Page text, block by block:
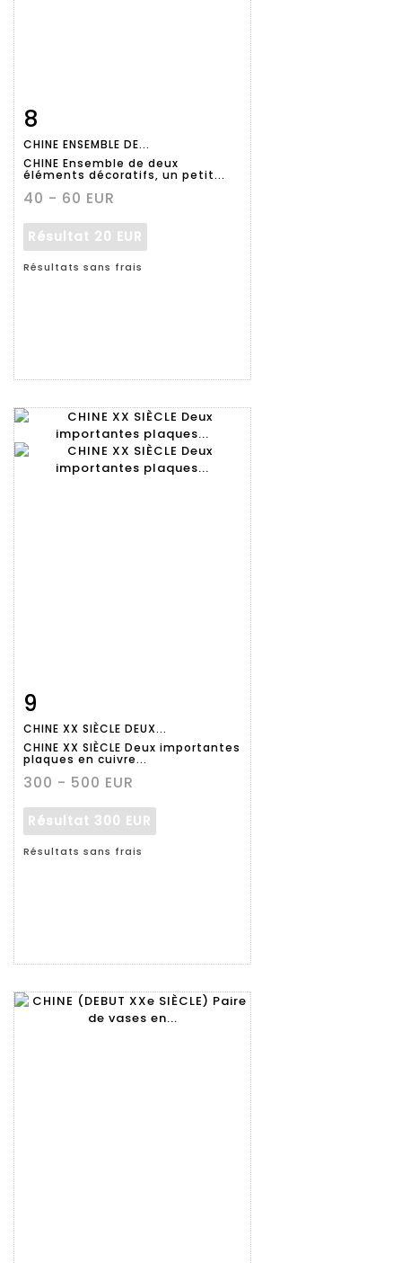
détaillée
8
CHINE ENSEMBLE DE...
CHINE Ensemble de deux
éléments décoratifs, un petit...
40 - 60 EUR
Résultat 20 EUR
Résultats sans frais
détaillée
9
CHINE XX SIÈCLE DEUX...
CHINE XX SIÈCLE Deux importantes
plaques en cuivre...
300 - 500 EUR
Résultat 300 EUR
Résultats sans frais